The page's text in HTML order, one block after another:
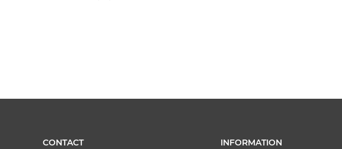
CONTACT INFORMATION